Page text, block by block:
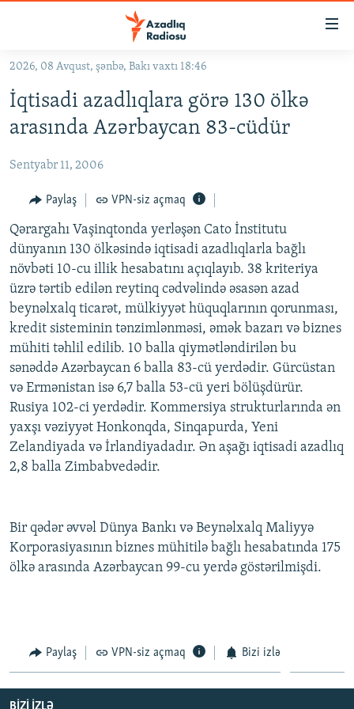
Əsas
qayıt
Əsas
qayıt
#İZAHLA
#ƏSLINDƏ
FƏRQƏ BAX
QANUNI DOĞRU
ARAŞDIRMA
MULTIMEDIA
VIDEO
FOTOQALEREYA
İNFOQRAFIKA
RADIO ARXIV
OXU ZALI
AZƏRBAYCAN ƏDƏBIYYATI KITABXANASI
İSLAM VƏ DEMOKRATIYA
İZ - MƏDƏNIYYƏT PROQRAMI
HAQQIMIZDA
MISSIYAMIZ
PEŞƏ ETIKASI VƏ JURNALISTIKA STANDARTLARIMIZ
MATERIALLARIMIZDAN ISTIFADƏ
AZADLIQRADIOSU MOBIL TELEFONUNUZDA
BIZI IZLƏ
RFE/RL-in bütün saytları
2026, 08 Avqust, şənbə, Bakı vaxtı 18:46
İqtisadi azadlıqlara görə 130 ölkə
arasında Azərbaycan 83-cüdür
Sentyabr 11, 2006
Paylaş VPN-siz açmaq
Qərargahı Vaşinqtonda yerləşən Cato İnstitutu
dünyanın 130 ölkəsində iqtisadi azadlıqlarla bağlı
növbəti 10-cu illik hesabatını açıqlayıb. 38 kriteriya
üzrə tərtib edilən reytinq cədvəlində əsasən azad
beynəlxalq ticarət, mülkiyyət hüquqlarının qorunması,
kredit sisteminin tənzimlənməsi, əmək bazarı və biznes
mühiti təhlil edilib. 10 balla qiymətləndirilən bu
sənəddə Azərbaycan 6 balla 83-cü yerdədir. Gürcüstan
və Ermənistan isə 6,7 balla 53-cü yeri bölüşdürür.
Rusiya 102-ci yerdədir. Kommersiya strukturlarında ən
yaxşı vəziyyət Honkonqda, Sinqapurda, Yeni
Zelandiyada və İrlandiyadadır. Ən aşağı iqtisadi azadlıq
2,8 balla Zimbabvedədir.
Bir qədər əvvəl Dünya Bankı və Beynəlxalq Maliyyə
Korporasiyasının biznes mühitilə bağlı hesabatında 175
ölkə arasında Azərbaycan 99-cu yerdə göstərilmişdi.
Paylaş VPN-siz açmaq Bizi izlə